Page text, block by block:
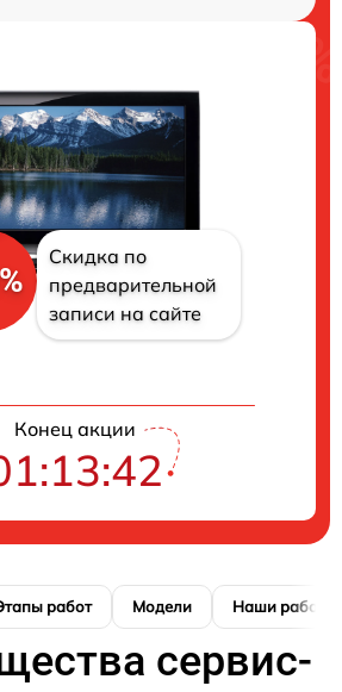
Скидка по
предварительной
записи на сайте
Конец акции
работ Модели Наши работы
сервис-